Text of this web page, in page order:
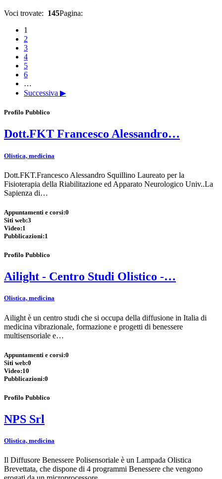
Voci trovate: 145Pagina:
1
2
3
4
5
6
…
Successiva ▶
Profilo Pubblico
Dott.FKT Francesco Alessandro…
Olistica, medicina
Dott.FKT.Francesco Alessandro Squillino Laureato per la
Fisioterapia della Riabilitazione ed Apparato Neurologico Univ..La
Sapienza di…
Appuntamenti e corsi:0
Siti web:3
Video:1
Pubblicazioni:1
Profilo Pubblico
Ailight - Centro Studi Olistico -…
Olistica, medicina
Ailight è un centro studi che si occupa della diffusione in Italia di
medicina vibrazionale, formazione e progetti di benessere
multisensoriale e…
Appuntamenti e corsi:0
Siti web:0
Video:10
Pubblicazioni:0
Profilo Pubblico
NPS Srl
Olistica, medicina
Il Diffusore Benessere Polisensoriale è un Lampada Olistica
Brevettata, che dispone di 4 programmi Benessere che vengono